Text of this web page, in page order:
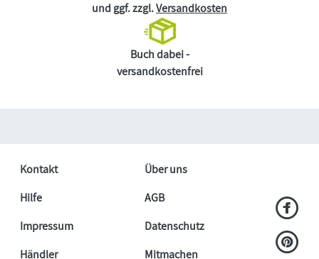
und ggf. zzgl.Versandkosten
Buch dabei -
versandkostenfrei
Kontakt
Über uns
Hilfe
AGB
Impressum
Datenschutz
Händler
Mitmachen